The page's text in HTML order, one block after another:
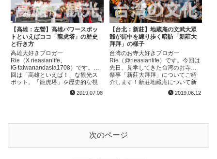
【高雄：左營】高雄パワースポッ
トといえばココ「龍虎塔」の歴史
と行き方
高雄大好きブロガー
Rie（X rieasianlife、
IG taiwanandasia1708）です。今
回は「高雄といえば！」な観光ス
ポット。「龍虎塔」を歴史的な視
点からも合わせて解説していきた
いと思います！龍虎塔について龍
2019.07.08
【台北：新莊】地蔵庵の文武大眾
爺が街中を練り歩く暗訪「新莊大
拜拜」の様子
台湾のお寺大好きブロガー
Rie（@rieasianlife）です。今回は
先日、見学してきた台湾のお寺の
祭事「新莊大拜拜」についてご紹
介します！新莊地藏庵について新
莊地藏庵は、新北市の新莊にある
お寺で、大眾廟、大眾爺廟とも呼
2019.06.12
次のページ